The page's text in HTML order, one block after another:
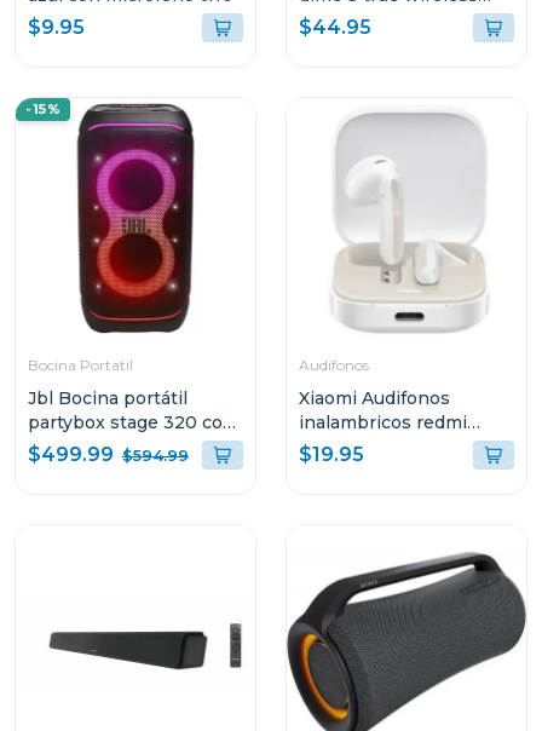
$9.95
bone orange glow r951
$44.95
-15%
Bocina Portatil
Jbl Bocina portátil
partybox stage 320 con
bateria recargable
$499.99 $594.99
Audifonos
Xiaomi Audifonos
inalambricos redmi
buds 6 active bluetooth
$19.95